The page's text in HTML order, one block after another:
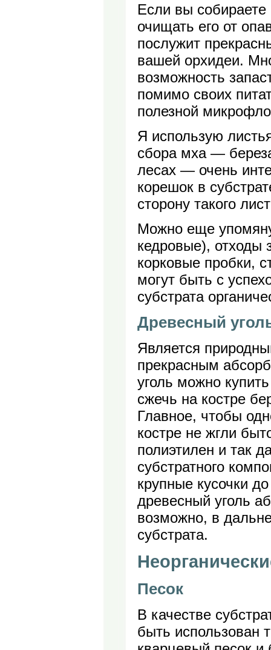
Если вы
очищать его от
послужит
вашей орхидеи.
возможность
помимо своих
полезной
Я использую
сбора мха —
лесах — очень
корешок в
сторону такого
Можно еще
кедровые), отходы
корковые пробки,
могут быть с
субстрата
Древесный
Является
прекрасным
уголь можно
сжечь на костре
Главное, чтобы
костре не жгли
полиэтилен и так
субстратного
крупные кусочки
древесный уголь
возможно, в
субстрата.
Песок
В качестве
быть использован